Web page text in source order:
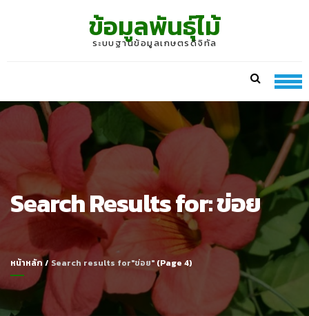
ข้อมูลพันธุ์ไม้
ระบบฐานข้อมูลเกษตรดิจิทัล
Search Results for:ข่อย
หน้าหลัก/ Search results for"ข่อย" (Page 4)